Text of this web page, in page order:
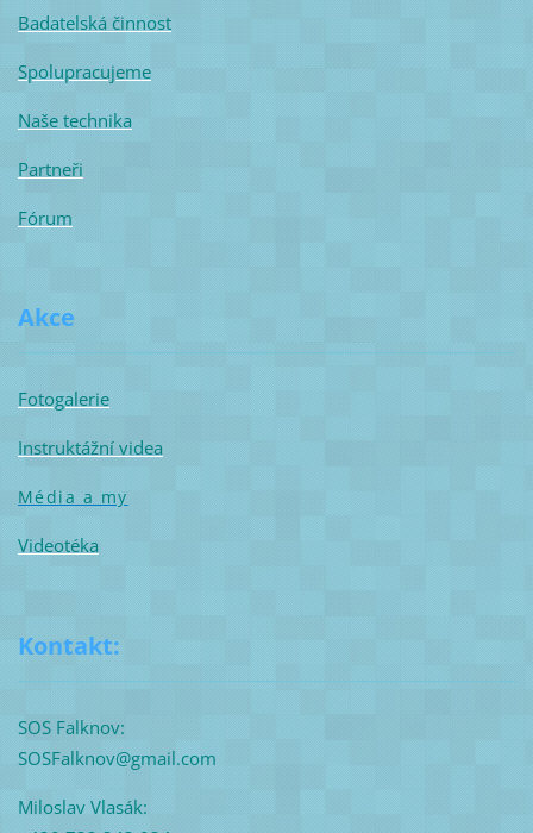
Badatelská činnost
Spolupracujeme
Naše technika
Partneři
Fórum
Akce
Fotogalerie
Instruktážní videa
Média a my
Videotéka
Kontakt:
SOS Falknov:
SOSFalknov@gmail.com
Miloslav Vlasák: